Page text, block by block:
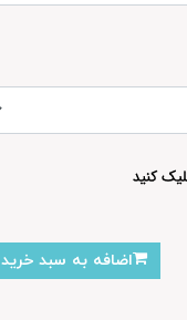
اضافه به سبد خرید